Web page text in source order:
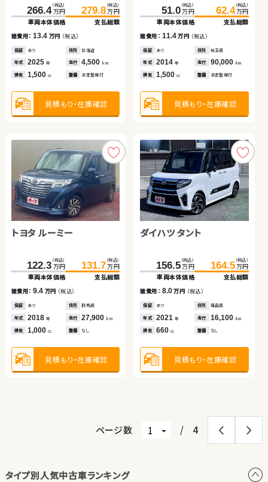
266.4（税込）
万円
車両本体価格
279.8 （税込）
万円
支払総額
諸費用：13.4 万円 （税込）
保証 あり 住所 北海道
年式 2025 年 走行 4,500 km
排気 1,500 cc 整備 法定整備付
見積もり・在庫確認
51.0 （税込）
万円
車両本体価格
62.4 （税込）
万円
支払総額
諸費用： 11.4万円 （税込）
保証 あり 住所 埼玉県
年式 2014年 走行 90,000 km
排気 1,500cc 整備 法定整備付
見積もり・在庫確認
トヨタ ルーミー
122.3 （税込）
万円
車両本体価格
131.7 （税込）
万円
支払総額
諸費用：9.4 万円 （税込）
保証 あり 住所 群馬県
年式 2018 年 走行 27,900 km
排気 1,000 cc 整備 なし
見積もり・在庫確認
ダイハツ タント
156.5 （税込）
万円
車両本体価格
164.5 （税込）
万円
支払総額
諸費用： 8.0万円 （税込）
保証 あり 住所 福島県
年式 2021年 走行 16,100 km
排気 660cc 整備 なし
見積もり・在庫確認
トヨタ ヴェルファイア
129.0万円
車両本体価格
諸費用：20.6万円 （税込）
保証 あり 住所 岩手県
排気 2,400cc 整備 法定整備付
スズキ ワゴンＲ スティン
グレー
39.7万円
車両本体価格
諸費用：5.9 万円 （税込）
保証 なし 住所 岡山県
排気 660 整備 法定整備付
ホンダ Ｎ ＢＯＸ
44.6万円
車両本体価格
諸費用：5.2 万円 （税込）
保証 あり 住所 青森県
排気 660 整備 法定整備付
トヨタ ノア ハイブリッド
391.4万円
車両本体価格
諸費用：8.3 万円 （税込）
保証 なし 住所 岡山県
排気 1,800cc 整備 なし
207.6（税込）
万円
車両本体価格
209.8 （税込）
万円
支払総額
諸費用：2.2万円（税込）
保証 あり 住所 北海道
年式 2020 年 走行 25,100km
排気 660cc 整備 法定整備付
見積もり・在庫確認
153.4 （税込）
万円
車両本体価格
164.8 （税込）
万円
支払総額
諸費用： 11.4万円 （税込）
保証 あり 住所 秋田県
年式 2019年 走行 48,000 km
排気 1,400cc 整備 法定整備付
見積もり・在庫確認
80.1（税込）
万円
車両本体価格
86.5 （税込）
万円
支払総額
保証 あり 群馬県
年式 2017年 50,600 km
排気 なし
見積もり・在庫確認
ページ数 / 4
タイプ別人気中古車ランキング